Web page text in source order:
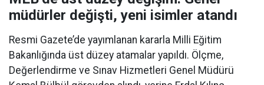
müdürler değişti, yeni isimler atandı
Resmi Gazete’de yayımlanan kararla Milli Eğitim
Bakanlığında üst düzey atamalar yapıldı. Ölçme,
Değerlendirme ve Sınav Hizmetleri Genel Müdürü